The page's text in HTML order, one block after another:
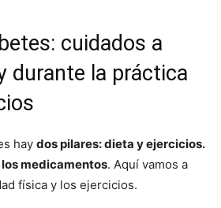
cuidados a
durante la práctica
hay dos pilares: dieta y ejercicios.
medicamentos. Aquí vamos a
física y los ejercicios.